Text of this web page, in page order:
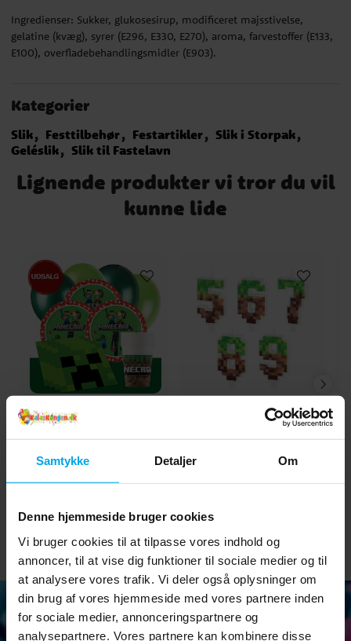
Samtykke Detaljer Om
Denne hjemmeside bruger cookies
Vi bruger cookies til at tilpasse vores indhold og
annoncer, til at vise dig funktioner til sociale medier og til
at analysere vores trafik. Vi deler også oplysninger om
din brug af vores hjemmeside med vores partnere inden
for sociale medier, annonceringspartnere og
analysepartnere. Vores partnere kan kombinere disse
Ingredienser: Sukker, glukosesirup, modificeret majsstivelse,
gelatine (kvæg), syrer (E296, E330, E270), aroma, farvestoffer (E133,
E100), overfladebehandlingsmidler (E903).
Kategorier
Slik Festtilbehør Festartikler
Slik i Storpak
Geléslik
Slik til Fastelavn
Lignende produkter vi tror du vil
kunne lide
Minecraft - Festpakke
8-24 personer
Nupris:149 kr. Tidligere
pris
149 kr.
Kagelys Pixel 5-9 år
15 kr.